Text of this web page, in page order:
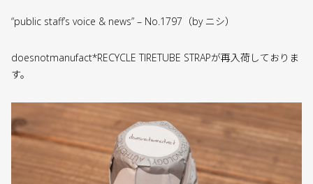
“public staff’s voice & news” – No.1797（by ニシ）
doesnotmanufact*RECYCLE TIRETUBE STRAPが再入荷しておりま
す。